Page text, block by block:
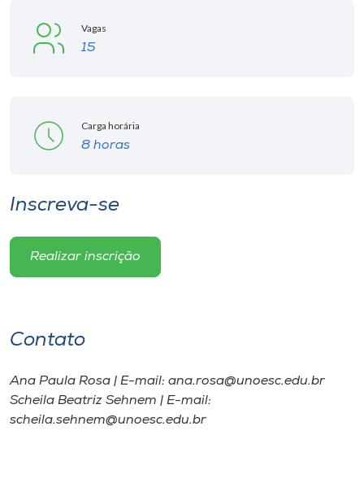
Vagas
15
Carga horária
8 horas
Inscreva-se
Realizar inscrição
Contato
Ana Paula Rosa | E-mail: ana.rosa@unoesc.edu.br
Scheila Beatriz Sehnem | E-mail:
scheila.sehnem@unoesc.edu.br